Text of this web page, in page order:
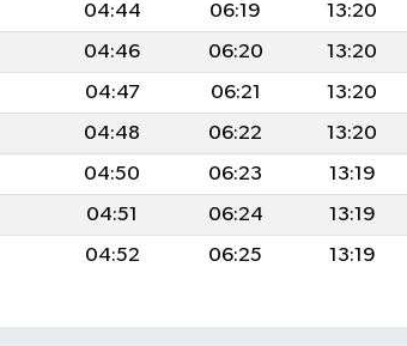
04:44 06:19 13:20
04:46 06:20 13:20
04:47 06:21 13:20
04:48 06:22 13:20
04:50 06:23 13:19
04:51 06:24 13:19
04:52 06:25 13:19